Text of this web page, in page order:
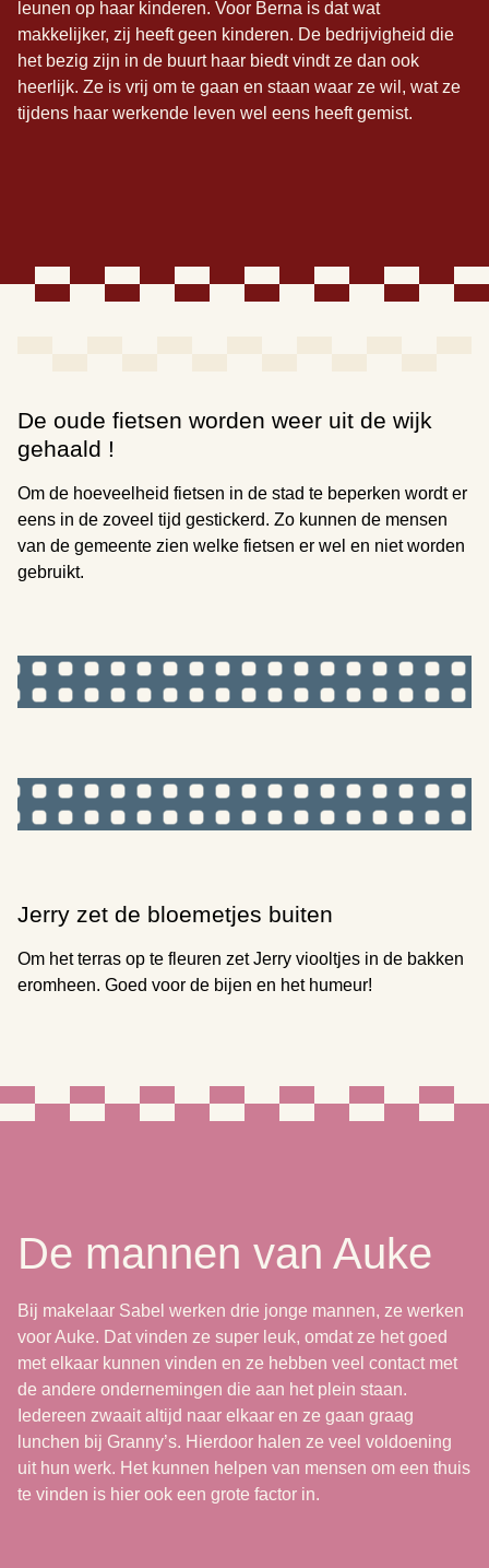
leunen op haar kinderen. Voor Berna is dat wat
makkelijker, zij heeft geen kinderen. De bedrijvigheid die
het bezig zijn in de buurt haar biedt vindt ze dan ook
heerlijk. Ze is vrij om te gaan en staan waar ze wil, wat ze
tijdens haar werkende leven wel eens heeft gemist.
De oude fietsen worden weer uit de wijk
gehaald !
Om de hoeveelheid fietsen in de stad te beperken wordt er
eens in de zoveel tijd gestickerd. Zo kunnen de mensen
van de gemeente zien welke fietsen er wel en niet worden
gebruikt.
Jerry zet de bloemetjes buiten
Om het terras op te fleuren zet Jerry viooltjes in de bakken
eromheen. Goed voor de bijen en het humeur!
De mannen van Auke
Bij makelaar Sabel werken drie jonge mannen, ze werken
voor Auke. Dat vinden ze super leuk, omdat ze het goed
met elkaar kunnen vinden en ze hebben veel contact met
de andere ondernemingen die aan het plein staan.
Iedereen zwaait altijd naar elkaar en ze gaan graag
lunchen bij Granny’s. Hierdoor halen ze veel voldoening
uit hun werk. Het kunnen helpen van mensen om een thuis
te vinden is hier ook een grote factor in.